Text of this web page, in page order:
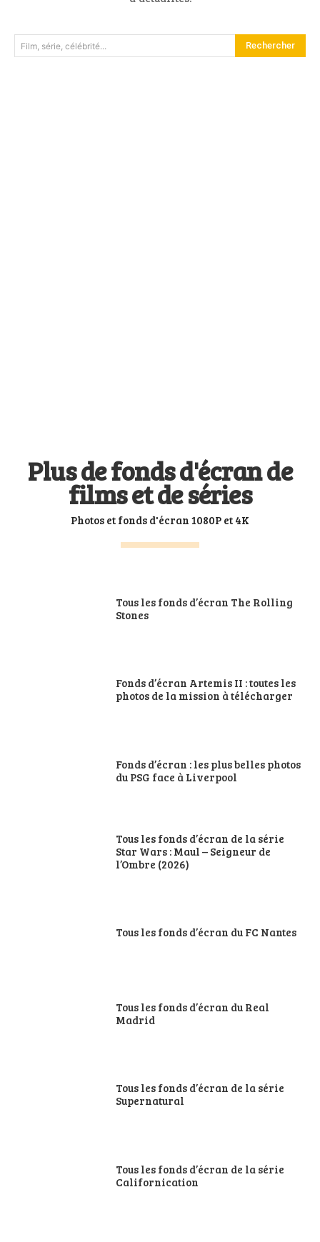
Film, série, célébrité... Rechercher
Plus de fonds d'écran de
films et de séries
Photos et fonds d'écran 1080P et 4K
Tous les fonds d’écran The Rolling
Stones
Fonds d’écran Artemis II : toutes les
photos de la mission à télécharger
Fonds d’écran : les plus belles photos
du PSG face à Liverpool
Tous les fonds d’écran de la série
Star Wars : Maul – Seigneur de
l’Ombre (2026)
Tous les fonds d’écran du FC Nantes
Tous les fonds d’écran du Real
Madrid
Tous les fonds d’écran de la série
Supernatural
Tous les fonds d’écran de la série
Californication